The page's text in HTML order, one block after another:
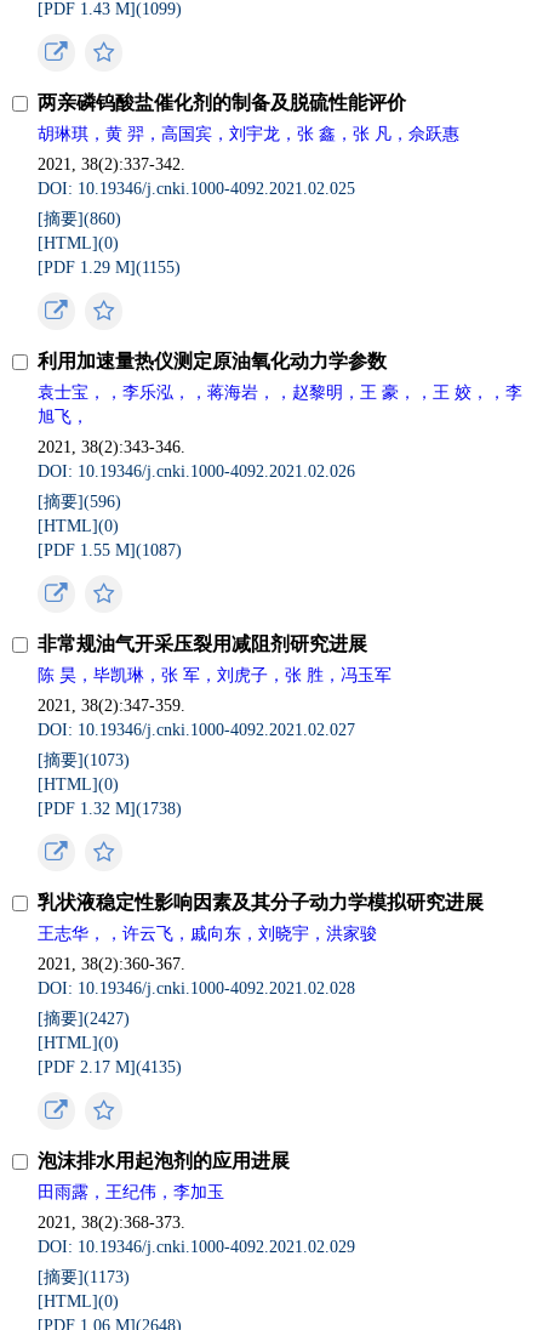
[PDF 1.43 M](1099)
两亲磷钨酸盐催化剂的制备及脱硫性能评价
胡琳琪，黄 羿，高国宾，刘宇龙，张 鑫，张 凡，佘跃惠
2021, 38(2):337-342.
DOI: 10.19346/j.cnki.1000-4092.2021.02.025
[摘要](860)
[HTML](0)
[PDF 1.29 M](1155)
利用加速量热仪测定原油氧化动力学参数
袁士宝，，李乐泓，，蒋海岩，，赵黎明，王 豪，，王 姣，，李
旭飞，
2021, 38(2):343-346.
DOI: 10.19346/j.cnki.1000-4092.2021.02.026
[摘要](596)
[HTML](0)
[PDF 1.55 M](1087)
非常规油气开采压裂用减阻剂研究进展
陈 昊，毕凯琳，张 军，刘虎子，张 胜，冯玉军
2021, 38(2):347-359.
DOI: 10.19346/j.cnki.1000-4092.2021.02.027
[摘要](1073)
[HTML](0)
[PDF 1.32 M](1738)
乳状液稳定性影响因素及其分子动力学模拟研究进展
王志华，，许云飞，戚向东，刘晓宇，洪家骏
2021, 38(2):360-367.
DOI: 10.19346/j.cnki.1000-4092.2021.02.028
[摘要](2427)
[HTML](0)
[PDF 2.17 M](4135)
泡沫排水用起泡剂的应用进展
田雨露，王纪伟，李加玉
2021, 38(2):368-373.
DOI: 10.19346/j.cnki.1000-4092.2021.02.029
[摘要](1173)
[HTML](0)
[PDF 1.06 M](2648)